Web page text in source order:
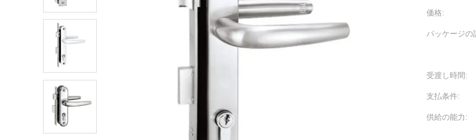
価格:
パッケージの
受渡し時間:
支払条件:
供給の能力: